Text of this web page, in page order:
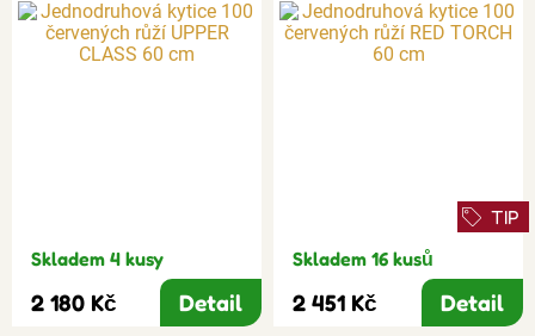
Skladem 4 kusy
2 180 Kč Detail
TIP
Skladem 16 kusů
2 451 Kč Detail